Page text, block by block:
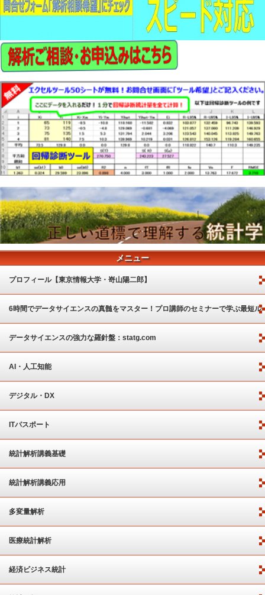
メニュー
プロフィール【東京情報大学・嵜山陽二郎】
6時間でデータサイエンスの真髄をマスター！プロ講師のセミナーで学ぶ最短ル
ート
データサイエンスの強力な羅針盤：statg.com
AI・人工知能
デジタル・DX
ITパスポート
統計解析講義基礎
統計解析講義応用
多変量解析
医療統計解析
経済ビジネス統計